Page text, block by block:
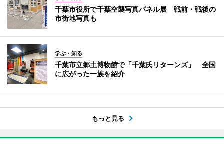
千葉市役所で千葉空襲写真パネル展 戦前・戦後の
市街地写真も
学ぶ・知る
千葉市立郷土博物館で「千葉氏リターンズ」 全国
に広がった一族を紹介
もっと見る